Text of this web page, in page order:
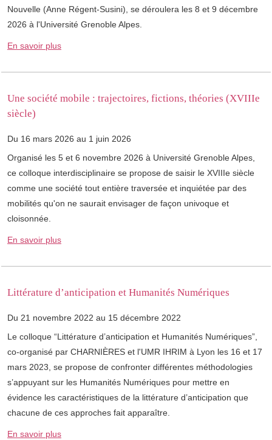
Nouvelle (Anne Régent-Susini), se déroulera les 8 et 9 décembre
2026 à l'Université Grenoble Alpes.
En savoir plus
Une société mobile : trajectoires, fictions, théories (XVIIIe
siècle)
Du 16 mars 2026 au 1 juin 2026
Organisé les 5 et 6 novembre 2026 à Université Grenoble Alpes,
ce colloque interdisciplinaire se propose de saisir le XVIIIe siècle
comme une société tout entière traversée et inquiétée par des
mobilités qu'on ne saurait envisager de façon univoque et
cloisonnée.
En savoir plus
Littérature d’anticipation et Humanités Numériques
Du 21 novembre 2022 au 15 décembre 2022
Le colloque “Littérature d’anticipation et Humanités Numériques”,
co-organisé par CHARNIÈRES et l'UMR IHRIM à Lyon les 16 et 17
mars 2023, se propose de confronter différentes méthodologies
s’appuyant sur les Humanités Numériques pour mettre en
évidence les caractéristiques de la littérature d’anticipation que
chacune de ces approches fait apparaître.
En savoir plus